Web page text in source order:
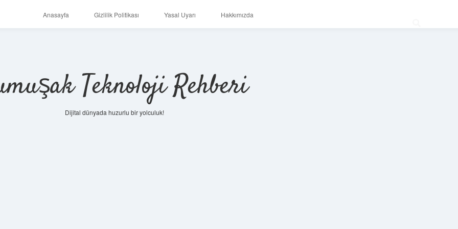
Anasayfa Gizlilik Politikası Yasal Uyarı Hakkımızda
Teknoloji Rehberi
Dijital dünyada huzurlu bir yolculuk!